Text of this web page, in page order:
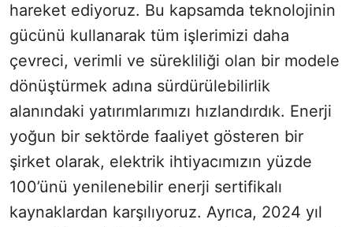
hareket ediyoruz. Bu kapsamda teknolojinin
gücünü kullanarak tüm işlerimizi daha
çevreci, verimli ve sürekliliği olan bir modele
dönüştürmek adına sürdürülebilirlik
alanındaki yatırımlarımızı hızlandırdık. Enerji
yoğun bir sektörde faaliyet gösteren bir
şirket olarak, elektrik ihtiyacımızın yüzde
100’ünü yenilenebilir enerji sertifikalı
kaynaklardan karşılıyoruz. Ayrıca, 2024 yıl